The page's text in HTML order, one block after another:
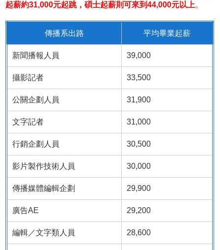
起薪約31,000元起跳，碩士起薪則可來到44,000元以上。
傳播系出路 平均畢業起薪
新聞播報人員 39,000
攝影記者 33,500
公關企劃人員 31,900
文字記者 31,000
行銷企劃人員 30,500
影片製作技術人員 30,000
傳播媒體編輯企劃 29,900
廣告AE 29,200
編輯／文字類人員 28,600